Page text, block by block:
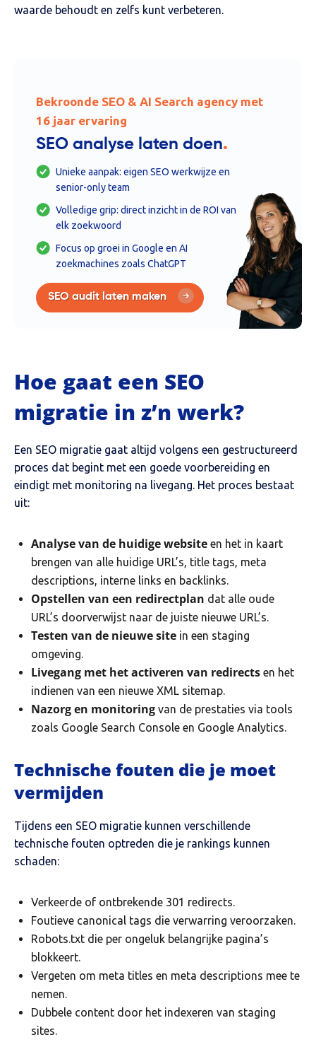
waarde behoudt en zelfs kunt verbeteren.
Bekroonde SEO & AI Search agency met
16 jaar ervaring
SEO analyse laten doen.
Unieke aanpak: eigen SEO werkwijze en
senior-only team
Volledige grip: direct inzicht in de ROI van
elk zoekwoord
Focus op groei in Google en AI
zoekmachines zoals ChatGPT
SEO audit laten maken
Hoe gaat een SEO
migratie in z’n werk?
Een SEO migratie gaat altijd volgens een gestructureerd
proces dat begint met een goede voorbereiding en
eindigt met monitoring na livegang. Het proces bestaat
uit:
Analyse van de huidige website en het in kaart
brengen van alle huidige URL’s, title tags, meta
descriptions, interne links en backlinks.
Opstellen van een redirectplan dat alle oude
URL’s doorverwijst naar de juiste nieuwe URL’s.
Testen van de nieuwe site in een staging
omgeving.
Livegang met het activeren van redirects en het
indienen van een nieuwe XML sitemap.
Nazorg en monitoring van de prestaties via tools
zoals Google Search Console en Google Analytics.
Technische fouten die je moet
vermijden
Tijdens een SEO migratie kunnen verschillende
technische fouten optreden die je rankings kunnen
schaden:
Verkeerde of ontbrekende 301 redirects.
Foutieve canonical tags die verwarring veroorzaken.
Robots.txt die per ongeluk belangrijke pagina’s
blokkeert.
Vergeten om meta titles en meta descriptions mee te
nemen.
Dubbele content door het indexeren van staging
sites.